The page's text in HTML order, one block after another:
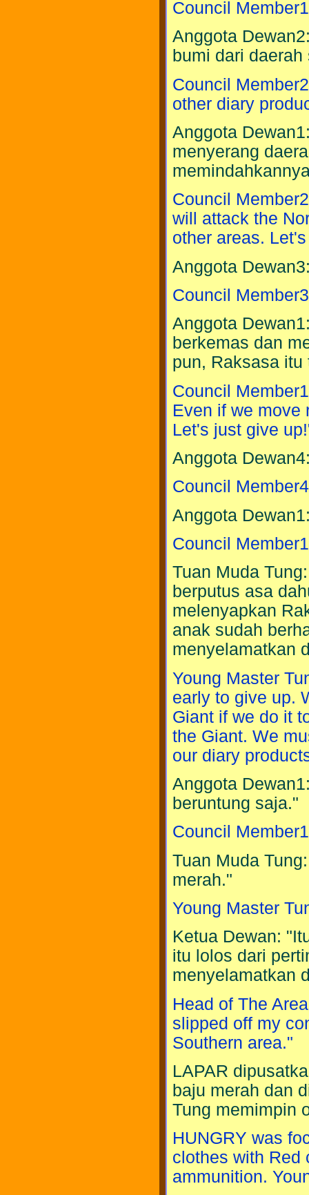
Council
Anggota
bumi dari
Council
other diary
Anggota
menyerang
Council
will attack the
other areas.
Anggota
Council
Anggota
berkemas dan
pun, Raksasa
Council
Even if we move
Let's just give
Anggota
Council
Anggota
Council
Tuan Muda
berputus asa
melenyapkan
anak sudah
menyelamatkan
Young Master
early to give up.
Giant if we do it
the Giant. We
our diary
Anggota
beruntung saja."
Council
Tuan Muda
merah."
Young Master
Ketua Dewan:
itu lolos dari
menyelamatkan
Head of The
slipped off my
Southern area."
LAPAR
baju merah dan
Tung memimpin
HUNGRY was
clothes with Red
ammunition.